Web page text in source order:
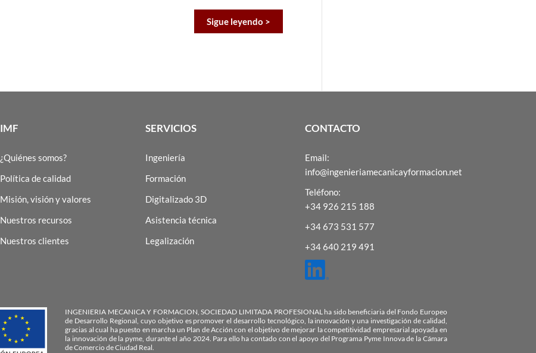
Sigue leyendo >
IMF
¿Quiénes somos?
Política de calidad
Misión, visión y valores
Nuestros recursos
Nuestros clientes
SERVICIOS
Ingeniería
Formación
Digitalizado 3D
Asistencia técnica
Legalización
CONTACTO
Email:
info@ingenieriamecanicayformacion.net
Teléfono:
+34 926 215 188
+34 673 531 577
+34 640 219 491
INGENIERIA MECANICA Y FORMACION, SOCIEDAD LIMITADA PROFESIONAL ha sido beneficiaria del Fondo Europeo
de Desarrollo Regional, cuyo objetivo es promover el desarrollo tecnológico, la innovación y una investigación de calidad,
gracias al cual ha puesto en marcha un Plan de Acción con el objetivo de mejorar la competitividad empresarial apoyada en
la innovación de la pyme, durante el año 2024. Para ello ha contado con el apoyo del Programa Pyme Innova de la Cámara
de Comercio de Ciudad Real.